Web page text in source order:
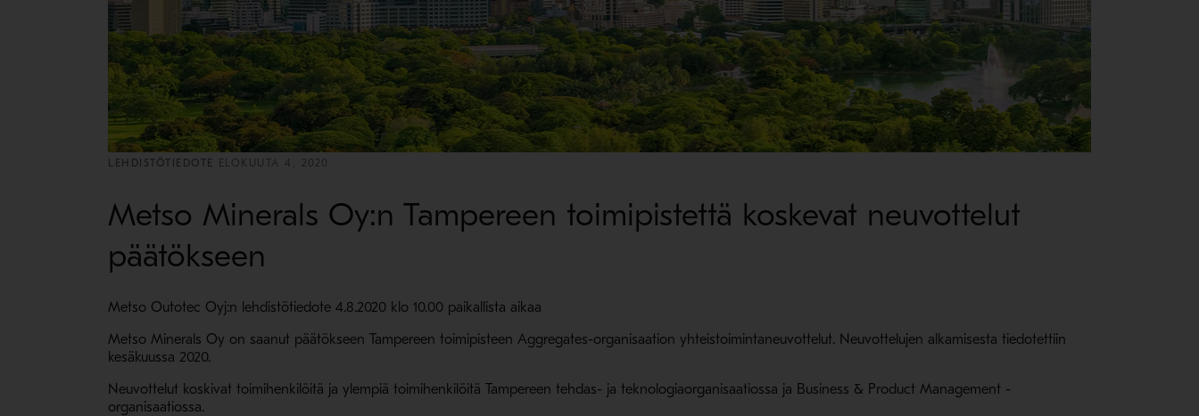
LEHDISTÖTIEDOTE ELOKUUTA 4, 2020
Metso Minerals Oy:n Tampereen toimipistettä koskevat neuvottelut
päätökseen
Metso Outotec Oyj:n lehdistötiedote 4.8.2020 klo 10.00 paikallista aikaa
Metso Minerals Oy on saanut päätökseen Tampereen toimipisteen Aggregates-organisaation yhteistoimintaneuvottelut. Neuvottelujen alkamisesta tiedotettiin
kesäkuussa 2020.
Neuvottelut koskivat toimihenkilöitä ja ylempiä toimihenkilöitä Tampereen tehdas- ja teknologiaorganisaatiossa ja Business & Product Management -
organisaatiossa.